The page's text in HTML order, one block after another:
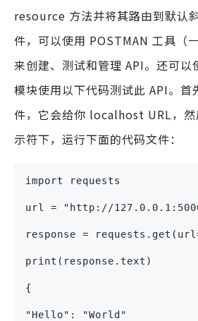
resource 方法并将其路由到默认
件，可以使用 POSTMAN 工具（
来创建、测试和管理 API。还可
模块使用以下代码测试此 API。首
件，它会给你 localhost URL，然
示符下，运行下面的代码文件：
import requests
url = "http://
response =
print(response.text)
{
"Hello": "World"